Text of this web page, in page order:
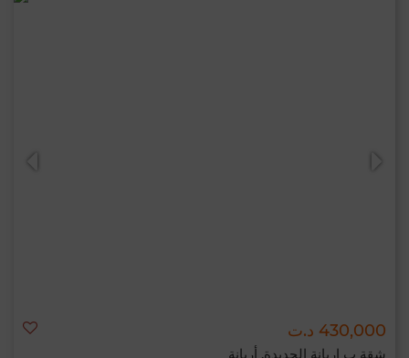
430,000 د.ت
شقة ب اريانة الجديدة, أريانة